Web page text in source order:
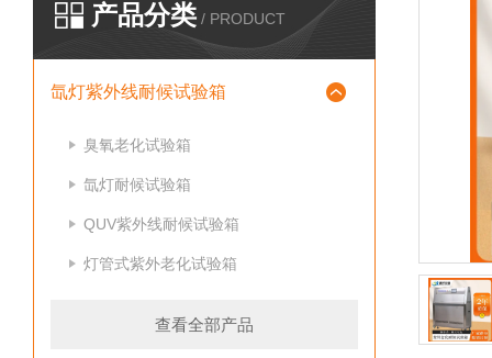
产品分类 / PRODUCT
氙灯紫外线耐候试验箱
臭氧老化试验箱
氙灯耐候试验箱
QUV紫外线耐候试验箱
灯管式紫外老化试验箱
查看全部产品